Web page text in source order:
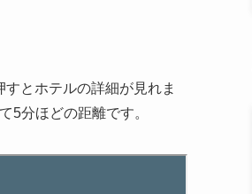
とホテルの詳細が見れま
5分ほどの距離です。